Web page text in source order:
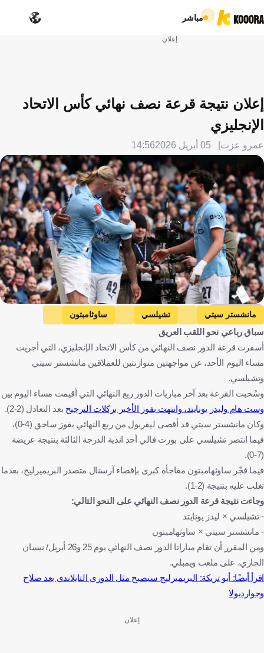
مباشر
إعلان
إعلان نتيجة قرعة نصف نهائي كأس الاتحاد
الإنجليزي
عمرو عزت 05 أبريل 2026 14:56
Getty Images
مانشستر سيتي تشيلسي
ساوثامبتون
ليدز يونايتد
كأس الاتحاد الإنجليزيسباق رباعي نحو اللقب العريق
أسفرت قرعة الدور نصف النهائي من كأس الاتحاد الإنجليزي، التي أجريت
مساء اليوم الأحد، عن مواجهتين متوازنتين للعملاقين مانشستر سيتي
وتشيلسي.
وسُحبت القرعة بعد آخر مباريات الدور ربع النهائي التي أقيمت مساء اليوم بين
وست هام وليدز يونايتد، وانتهت بفوز الأخير بركلات الترجيح بعد التعادل (2-2).
وكان مانشستر سيتي قد أقصى ليفربول من ربع النهائي بفوز ساحق (4-0)،
فيما انتصر تشيلسي على بورت فالي أحد اندية الدرجة الثالثة بنتيجة عريضة
(7-0).
فيما فجّر ساوثهامبتون مفاجأة كبرى بإقصاء آرسنال متصدر البريميرليج، بعدما
تغلب عليه بنتيجة (2-1).
وجاءت نتيجة قرعة الدور نصف النهائي على النحو التالي:
- تشيلسي × ليدز يونايتد
- مانشستر سيتي × ساوثهامبتون
ومن المقرر أن تقام مباراتا الدور نصف النهائي يوم 25 و26 أبريل/ نيسان
الجاري، على ملعب ويمبلي.
اقرأ أيضًا: أبو تريكة: البريميرليج سيصبح مثل الدوري التايلاندي بعد صلاح
وجوارديولا
إعلان